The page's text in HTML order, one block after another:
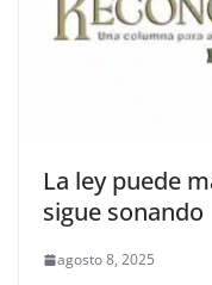
La ley puede
sigue sonando
agosto 8, 2025